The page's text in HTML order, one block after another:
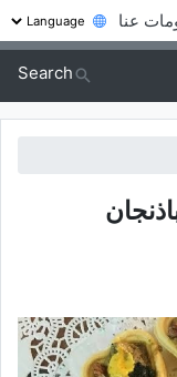
عنا
Search